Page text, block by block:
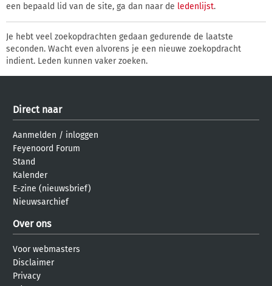
een bepaald lid van de site, ga dan naar de ledenlijst.
Je hebt veel zoekopdrachten gedaan gedurende de laatste
seconden. Wacht even alvorens je een nieuwe zoekopdracht
indient. Leden kunnen vaker zoeken.
Direct naar
Aanmelden / inloggen
Feyenoord Forum
Stand
Kalender
E-zine (nieuwsbrief)
Nieuwsarchief
Over ons
Voor webmasters
Disclaimer
Privacy